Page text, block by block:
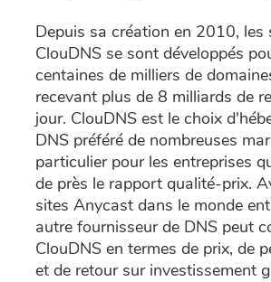
Depuis sa création en 2010, les
ClouDNS se sont développés
centaines de milliers de
recevant plus de 8 milliards de
jour. ClouDNS est le choix
DNS préféré de nombreuses
particulier pour les entreprises
de près le rapport qualité-prix.
sites Anycast dans le monde
autre fournisseur de DNS peut
ClouDNS en termes de prix, de
et de retour sur investissement